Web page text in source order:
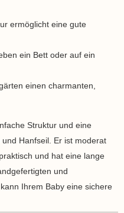
ermöglicht eine gute
ein Bett oder auf ein
einen charmanten,
Struktur und eine
Hanfseil. Er ist moderat
und hat eine lange
und
Ihrem Baby eine sichere